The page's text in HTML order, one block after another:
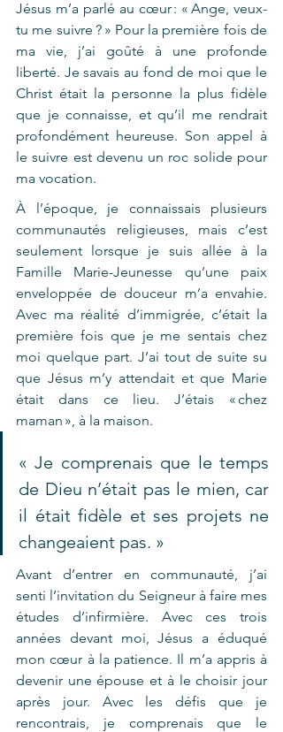
Jésus m’a parlé au cœur : « Ange, veux-
tu me suivre ? » Pour la première fois de
ma vie, j’ai goûté à une profonde
liberté. Je savais au fond de moi que le
Christ était la personne la plus fidèle
que je connaisse, et qu’il me rendrait
profondément heureuse. Son appel à
le suivre est devenu un roc solide pour
ma vocation.
À l’époque, je connaissais plusieurs
communautés religieuses, mais c’est
seulement lorsque je suis allée à la
Famille Marie-Jeunesse qu’une paix
enveloppée de douceur m’a envahie.
Avec ma réalité d’immigrée, c’était la
première fois que je me sentais chez
moi quelque part. J’ai tout de suite su
que Jésus m’y attendait et que Marie
était dans ce lieu. J’étais « chez
maman », à la maison.
« Je comprenais que le temps
de Dieu n’était pas le mien, car
il était fidèle et ses projets ne
changeaient pas. »
Avant d’entrer en communauté, j’ai
senti l’invitation du Seigneur à faire mes
études d’infirmière. Avec ces trois
années devant moi, Jésus a éduqué
mon cœur à la patience. Il m’a appris à
devenir une épouse et à le choisir jour
après jour. Avec les défis que je
rencontrais, je comprenais que le